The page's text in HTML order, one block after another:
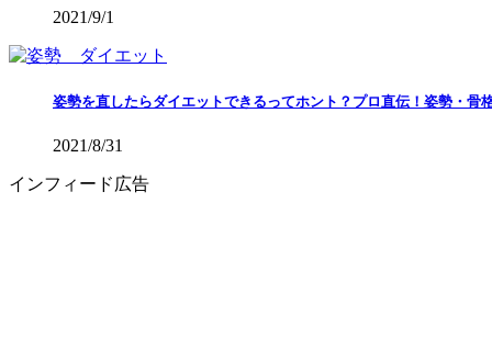
2021/9/1
姿勢を直したらダイエットできるってホント？プロ直伝！姿勢・
2021/8/31
インフィード広告